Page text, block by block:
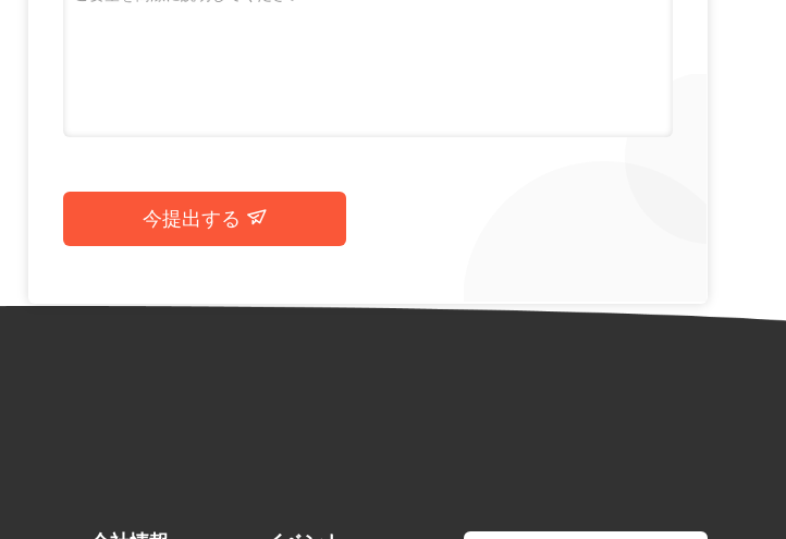
今提出する